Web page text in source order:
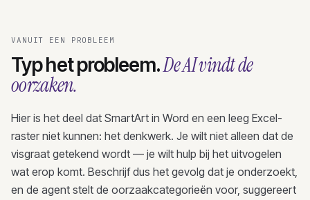
VANUIT EEN PROBLEEM
Typ het probleem.De AI vindt de
oorzaken.
Hier is het deel dat SmartArt in Word en een leeg Excel-
raster niet kunnen: het denkwerk. Je wilt niet alleen dat de
visgraat getekend wordt — je wilt hulp bij het uitvogelen
wat erop komt. Beschrijf dus het gevolg dat je onderzoekt,
en de agent stelt de oorzaakcategorieën voor, suggereert